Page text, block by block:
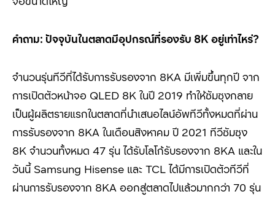
คำถาม: ปัจจุบันในตลาดมีอุปกรณ์ที่รองรับ 8K อยู่เท่าไหร่?
จำนวนรุ่นทีวีที่ได้รับการรับรองจาก 8KA มีเพิ่มขึ้นทุกปี จาก
การเปิดตัวหน้าจอ QLED 8K ในปี 2019 ทำให้ซัมซุงกลาย
เป็นผู้ผลิตรายแรกในตลาดที่นำเสนอไลน์อัพทีวีทั้งหมดที่ผ่าน
การรับรองจาก 8KA ในเดือนสิงหาคม ปี 2021 ทีวีซัมซุง
8K จำนวนทั้งหมด 47 รุ่น ได้รับโลโก้รับรองจาก 8KA และใน
วันนี้ Samsung Hisense และ TCLได้มีการเปิดตัวทีวีที่
ผ่านการรับรองจาก 8KA ออกสู่ตลาดไปแล้วมากกว่า 70 รุ่น